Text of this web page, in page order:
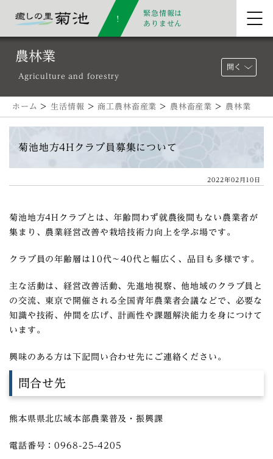
緊急情報は
ありません
農林業
Agriculture and forestry
開く
ホーム >生活情報 >商工農林畜産業 > 農林畜産業 > 農林業
菊池地方4Hクラブ員募集について
2022年02月10日
菊池地方4Hクラブとは、年齢問わず就農後間もない農業者が
集まり、農業経営改善や栽培技術力向上を学ぶ場です。
クラブ員の年齢層は10代～40代と幅広く、品目も多様です。
主な活動は、経営改善活動、先進地視察、他地域のクラブ員と
の交流、東京で開催される全国青年農業者会議などで、必要な
知識や技術、仲間を広げ、計画性や課題解決能力を身につけて
います。
興味のある方は下記問い合わせ先にご連絡ください。
問合せ先
熊本県県北広域本部農業普及・振興課
電話番号：0968-25-4205